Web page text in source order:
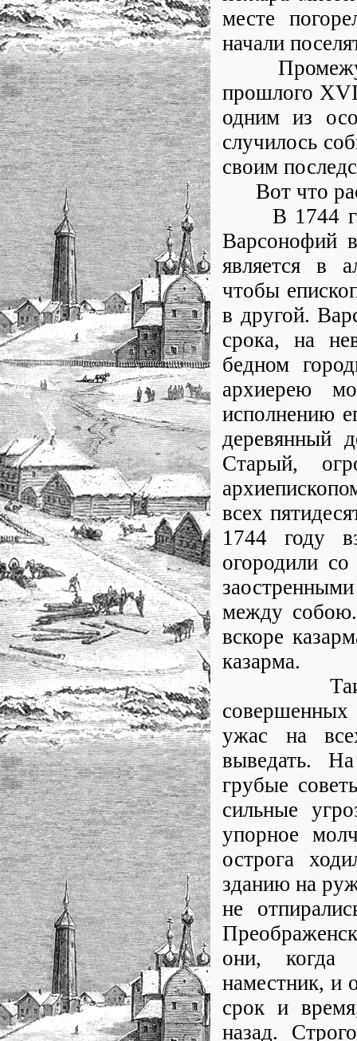
месте
начали
прошлого
одним из
случилось
своим
Вот что
В 1744
Варсонофий
является в
чтобы
в другой.
срока, на
бедном
архиерею
исполнению
деревянный
Старый,
всех
1744 году
огородили
между
вскоре
казарма.
ужас на
выведать.
грубые
сильные
упорное
острога
зданию на
не
они, когда
наместник, и
срок и
назад.